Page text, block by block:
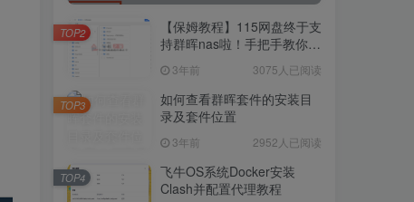
【保姆教程】115网盘终于支
持群晖nas啦！手把手教你群
盘！3年前 3075人已阅读
TOP2
如何查看群晖套件的安装目
录及套件位置
3年前 2952人已阅读
TOP3
飞牛OS系统Docker安装
Clash并配置代理教程
TOP4
飞牛OS系统Docker安装Clash并配置代
理指南
【保姆教程】115网盘终于支
持群晖nas啦！手把手教你群
晖NAS-docker安装115网
盘！3年前
如何查看群晖套件的安装目
录及套件位置
3年前 2952人已阅读